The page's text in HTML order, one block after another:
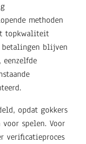
methoden
topkwaliteit
blijven
eenzelfde
opdat gokkers
spelen. Voor
verificatieproces